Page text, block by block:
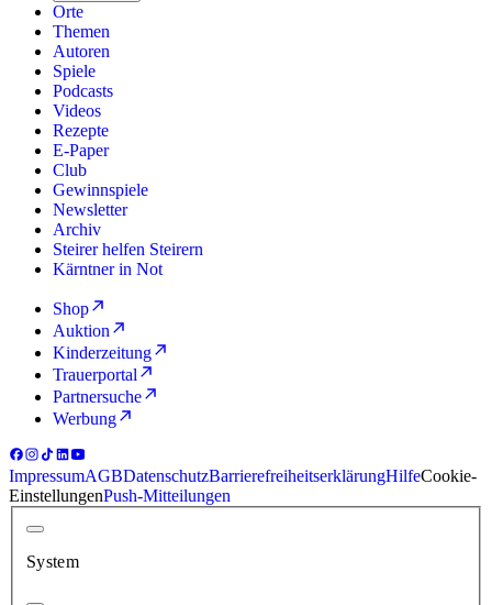
Orte
Themen
Autoren
Spiele
Podcasts
Videos
Rezepte
E-Paper
Club
Gewinnspiele
Newsletter
Archiv
Steirer helfen Steirern
Kärntner in Not
Shop
Auktion
Kinderzeitung
Trauerportal
Partnersuche
Werbung
ImpressumAGBDatenschutzBarrierefreiheitserklärungHilfeCookie-
EinstellungenPush-Mitteilungen
System